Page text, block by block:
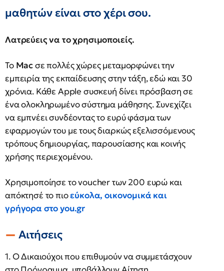
μαθητών είναι στο χέρι σου.
Λατρεύεις να το χρησιμοποιείς.
Το Macσε πολλές χώρες μεταμορφώνει την
εμπειρία της εκπαίδευσης στην τάξη, εδώ και 30
χρόνια. Κάθε Apple συσκευή δίνει πρόσβαση σε
ένα ολοκληρωμένο σύστημα μάθησης. Συνεχίζει
να εμπνέει συνδέοντας το ευρύ φάσμα των
εφαρμογών του με τους διαρκώς εξελισσόμενους
τρόπους δημιουργίας, παρουσίασης και κοινής
χρήσης περιεχομένου.
Χρησιμοποίησε το voucher των 200 ευρώ και
απόκτησέ το πιοεύκολα, οικονομικά και
γρήγορα στο you.gr
Αιτήσεις
1. Ο Δικαιούχοι που επιθυμούν να συμμετάσχουν